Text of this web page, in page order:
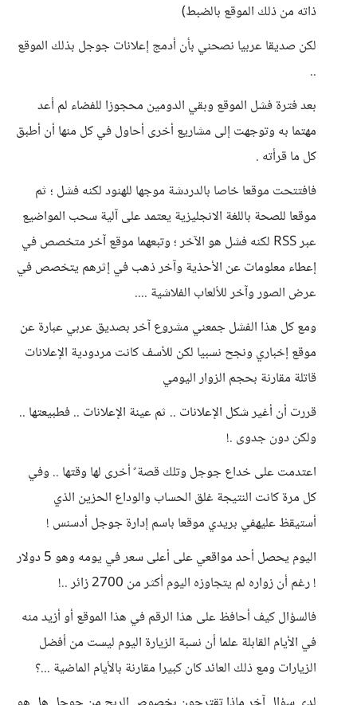
ذاته من ذلك الموقع بالضبط)
لكن صديقا عربيا نصحني بأن أدمج إعلانات جوجل بذلك الموقع
..
بعد فترة فشل الموقع وبقي الدومين محجوزا للفضاء لم أعد
مهتما به وتوجهت إلى مشاريع أخرى أحاول في كل منها أن أطبق
كل ما قرأته .
فافتتحت موقعا خاصا بالدردشة موجها للهنود لكنه فشل ؛ ثم
موقعا للصحة باللغة الانجليزية يعتمد على آلية سحب المواضيع
عبر RSS لكنه فشل هو الآخر ؛ وتبعهما موقع آخر متخصص في
إعطاء معلومات عن الأحذية وآخر ذهب في إثرهم يتخصص في
عرض الصور وآخر للألعاب الفلاشية ....
ومع كل هذا الفشل جمعني مشروع آخر بصديق عربي عبارة عن
موقع إخباري ونجح نسبيا لكن للأسف كانت مردودية الإعلانات
قاتلة مقارنة بحجم الزوار اليومي
قررت أن أغير شكل الإعلانات .. ثم عينة الإعلانات .. فطبيعتها ..
ولكن دون جدوى .!
اعتدمت على خداع جوجل وتلك قصة ٌ أخرى لها وقتها .. وفي
كل مرة كانت النتيجة غلق الحساب والوداع الحزين الذي
أستيقظ عليهفي بريدي موقعا باسم إدارة جوجل أدسنس !
اليوم يحصل أحد مواقعي على أعلى سعر في يومه وهو 5 دولار
! رغم أن زواره لم يتجاوزه اليوم أكثر من 2700 زائر ..!
فالسؤال كيف أحافظ على هذا الرقم في هذا الموقع أو أزيد منه
في الأيام القابلة علما أن نسبة الزيارة اليوم ليست من أفضل
الزيارات ومع ذلك العائد كان كبيرا مقارنة بالأيام الماضية ...؟